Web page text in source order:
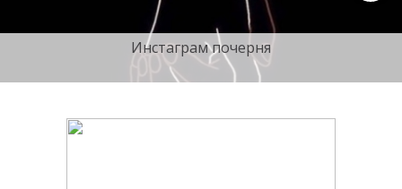
Инстаграм почерня